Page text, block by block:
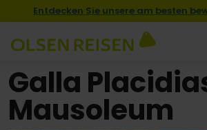
Entdecken Sie unsere am besten
Galla
Mausoleum